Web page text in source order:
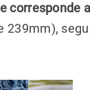
corresponde
239mm),